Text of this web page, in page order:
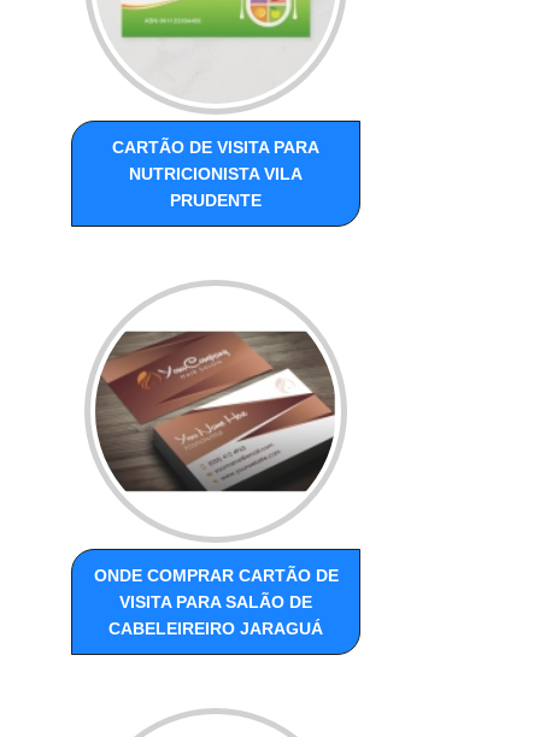
CARTÃO DE VISITA PARA
NUTRICIONISTA VILA
PRUDENTE
ONDE COMPRAR CARTÃO DE
VISITA PARA SALÃO DE
CABELEIREIRO JARAGUÁ